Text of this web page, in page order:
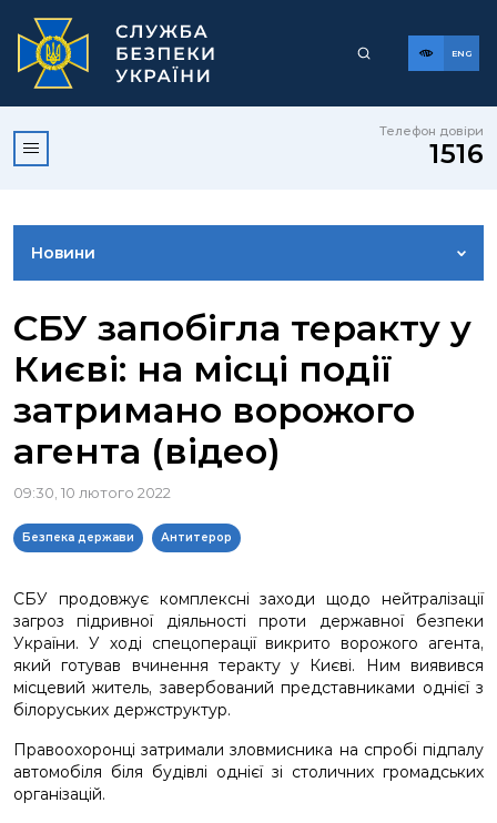
ENG
Телефон довіри
1516
Новини
ВІДЕОГАЛЕРЕЯ
КОНТАКТИ ПРЕСЦЕНТРУ
СБУ запобігла теракту у
Києві: на місці події
затримано ворожого
агента (відео)
09:30, 10 лютого 2022
Безпека держави Антитерор
СБУ продовжує комплексні заходи щодо нейтралізації
загроз підривної діяльності проти державної безпеки
України. У ході спецоперації викрито ворожого агента,
який готував вчинення теракту у Києві. Ним виявився
місцевий житель, завербований представниками однієї з
білоруських держструктур.
Правоохоронці затримали зловмисника на спробі підпалу
автомобіля біля будівлі однієї зі столичних громадських
організацій.